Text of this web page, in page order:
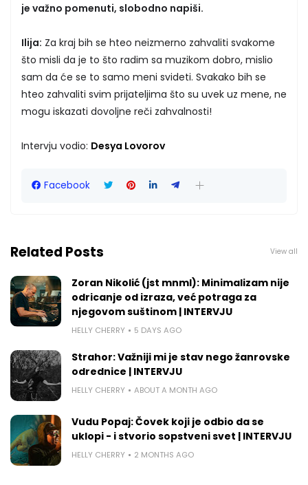
je važno pomenuti, slobodno napiši.
Ilija: Za kraj bih se hteo neizmerno zahvaliti svakome
što misli da je to što radim sa muzikom dobro, mislio
sam da će se to samo meni svideti. Svakako bih se
hteo zahvaliti svim prijateljima što su uvek uz mene, ne
mogu iskazati dovoljne reči zahvalnosti!
Intervju vodio: Desya Lovorov
Facebook
Related Posts View all
Zoran Nikolić (jst mnml): Minimalizam nije
odricanje od izraza, već potraga za
njegovom suštinom | INTERVJU
HELLY CHERRY 5 DAYS AGO
Strahor: Važniji mi je stav nego žanrovske
odrednice | INTERVJU
HELLY CHERRY ABOUT A MONTH AGO
Vudu Popaj: Čovek koji je odbio da se
uklopi - i stvorio sopstveni svet | INTERVJU
HELLY CHERRY 2 MONTHS AGO